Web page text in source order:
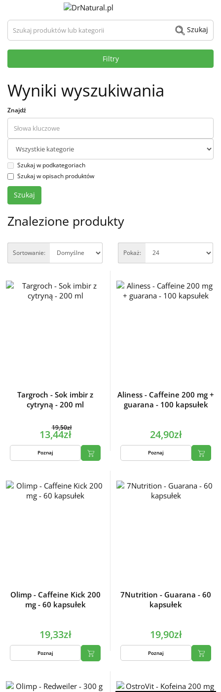
Szukaj produktów lub kategorii Szukaj
Filtry
Wyniki wyszukiwania
Znajdź
Szukaj w podkategoriach
Szukaj w opisach produktów
Znalezione produkty
Sortowanie: Pokaż:
Targroch - Sok imbir z
cytryną - 200 ml
19,50zł
13,44zł
Poznaj
Aliness - Caffeine 200 mg +
guarana - 100 kapsułek
24,90zł
Poznaj
Olimp - Caffeine Kick 200
mg - 60 kapsułek
19,33zł
Poznaj
7Nutrition - Guarana - 60
kapsułek
19,90zł
Poznaj